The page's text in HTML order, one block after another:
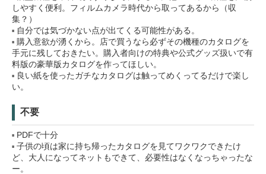
しやすく便利。フィルムカメラ時代から取ってあるから（収
集？）
自分では気づかない点が出てくる可能性がある。
購入意欲が湧くから。店で買うなら必ずその機種のカタログを
手元に残しておきたい。購入者向けの特典や公式グッズ扱いで有
料版の豪華版カタログを作ってほしい。
良い紙を使ったガチなカタログは触ってめくってるだけで楽し
い。
不要
PDFで十分
子供の頃は家に持ち帰ったカタログを見てワクワクできたけ
ど、大人になってネットもできて、必要性はなくなっちゃったな
ー。